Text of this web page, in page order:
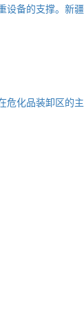
备的支撑。
化品装卸区的